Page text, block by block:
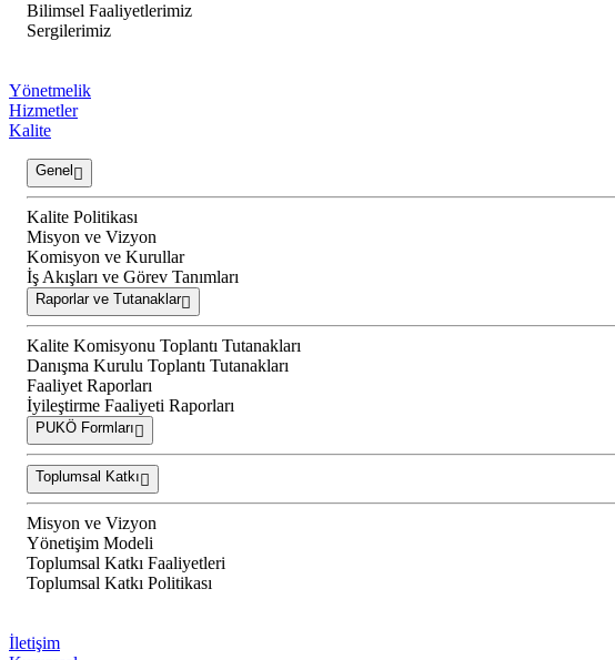
Bilimsel Faaliyetlerimiz
Sergilerimiz
Yönetmelik
Hizmetler
Kalite
Genel
Kalite Politikası
Misyon ve Vizyon
Komisyon ve Kurullar
İş Akışları ve Görev Tanımları
Raporlar ve Tutanaklar
Kalite Komisyonu Toplantı Tutanakları
Danışma Kurulu Toplantı Tutanakları
Faaliyet Raporları
İyileştirme Faaliyeti Raporları
PUKÖ Formları
Toplumsal Katkı
Misyon ve Vizyon
Yönetişim Modeli
Toplumsal Katkı Faaliyetleri
Toplumsal Katkı Politikası
İletişim